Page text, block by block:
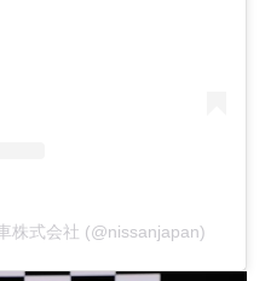
株式会社 (@nissanjapan)